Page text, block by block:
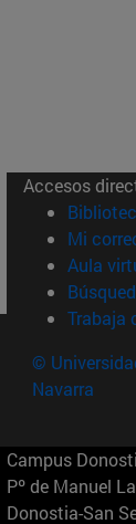
Accesos
Mi
Aula
Trabaja
©
Navarra
Campus
Pº de Manuel
Donostia-San